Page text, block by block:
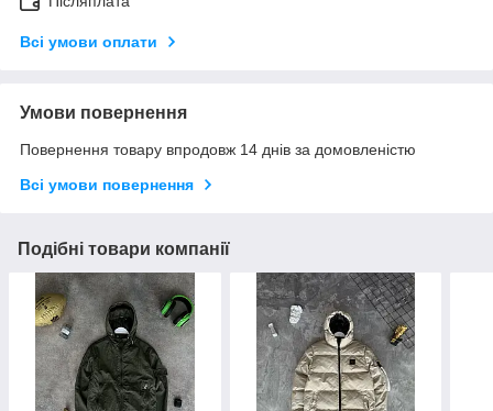
Всі умови оплати
Умови повернення
Повернення товару впродовж 14 днів за домовленістю
Всі умови повернення
Подібні товари компанії